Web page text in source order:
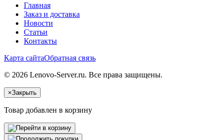
Главная
Заказ и доставка
Новости
Статьи
Контакты
Карта сайтаОбратная связь
© 2026 Lenovo-Server.ru. Все права защищены.
×Закрыть
Товар добавлен в корзину